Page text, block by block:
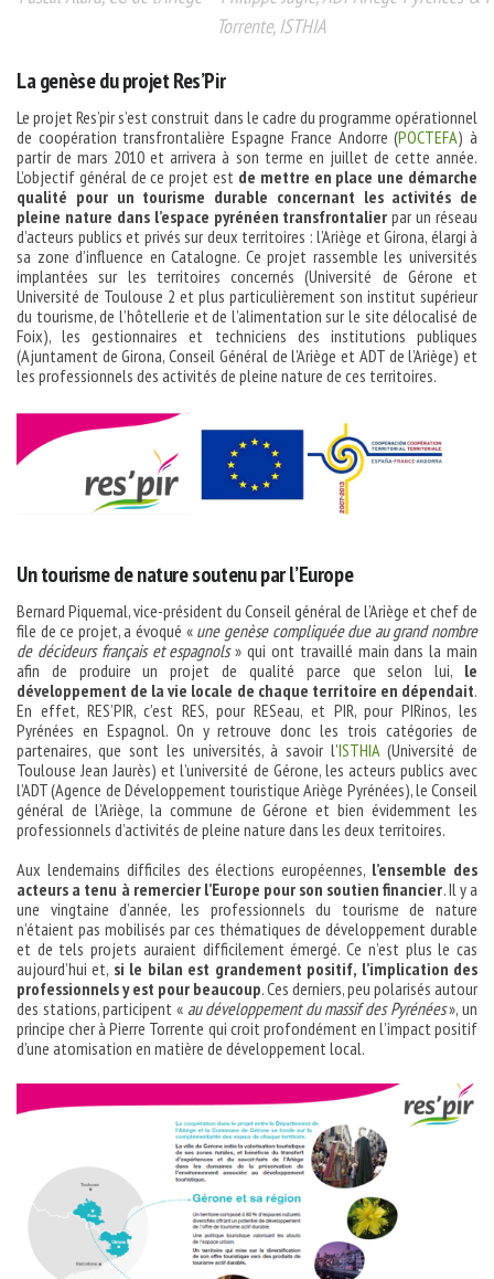
Torrente, ISTHIA
La genèse du projet Res’Pir
Le projet Res’pir s’est construit dans le cadre du programme opérationnel
de coopération transfrontalière Espagne France Andorre (POCTEFA) à
partir de mars 2010 et arrivera à son terme en juillet de cette année.
L’objectif général de ce projet est de mettre en place une démarche
qualité pour un tourisme durable concernant les activités de
pleine nature dans l’espace pyrénéen transfrontalier par un réseau
d’acteurs publics et privés sur deux territoires : l’Ariège et Girona, élargi à
sa zone d’influence en Catalogne. Ce projet rassemble les universités
implantées sur les territoires concernés (Université de Gérone et
Université de Toulouse 2 et plus particulièrement son institut supérieur
du tourisme, de l’hôtellerie et de l’alimentation sur le site délocalisé de
Foix), les gestionnaires et techniciens des institutions publiques
(Ajuntament de Girona, Conseil Général de l’Ariège et ADT de l’Ariège) et
les professionnels des activités de pleine nature de ces territoires.
Un tourisme de nature soutenu par l’Europe
Bernard Piquemal, vice-président du Conseil général de l’Ariège et chef de
file de ce projet, a évoqué « une genèse compliquée due au grand nombre
de décideurs français et espagnols» qui ont travaillé main dans la main
afin de produire un projet de qualité parce que selon lui, le
développement de la vie locale de chaque territoire en dépendait.
En effet, RES’PIR, c’est RES, pour RESeau, et PIR, pour PIRinos, les
Pyrénées en Espagnol. On y retrouve donc les trois catégories de
partenaires, que sont les universités, à savoir l’ISTHIA(Université de
Toulouse Jean Jaurès) et l’université de Gérone, les acteurs publics avec
l’ADT (Agence de Développement touristique Ariège Pyrénées), le Conseil
général de l’Ariège, la commune de Gérone et bien évidemment les
professionnels d’activités de pleine nature dans les deux territoires.
Aux lendemains difficiles des élections européennes, l’ensemble des
acteurs a tenu à remercier l’Europe pour son soutien financier. Il y a
une vingtaine d’année, les professionnels du tourisme de nature
n’étaient pas mobilisés par ces thématiques de développement durable
et de tels projets auraient difficilement émergé. Ce n’est plus le cas
aujourd’hui et, si le bilan est grandement positif, l’implication des
professionnels y est pour beaucoup. Ces derniers, peu polarisés autour
des stations, participent « au développement du massif des Pyrénées», un
principe cher à Pierre Torrente qui croit profondément en l’impact positif
d’une atomisation en matière de développement local.